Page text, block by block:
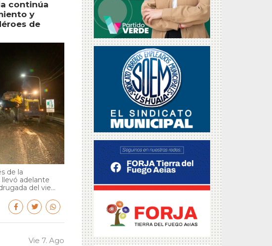
continúa
y
de
de la
llevó adelante
del vie...
Vie 7. Ago